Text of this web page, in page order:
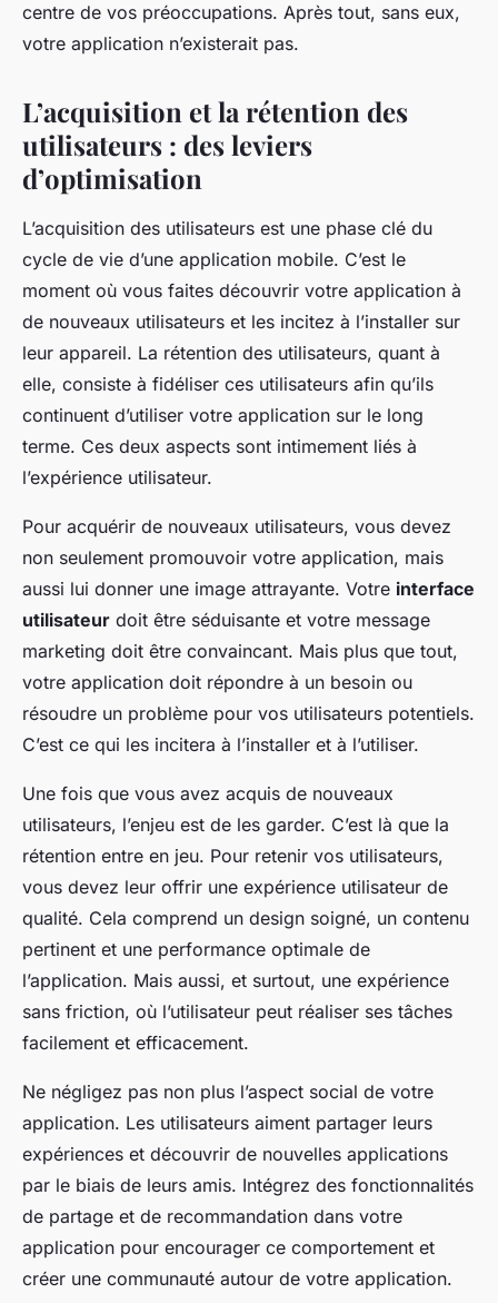
centre de vos préoccupations. Après tout, sans eux,
votre application n’existerait pas.
L’acquisition et la rétention des
utilisateurs : des leviers
d’optimisation
L’acquisition des utilisateurs est une phase clé du
cycle de vie d’une application mobile. C’est le
moment où vous faites découvrir votre application à
de nouveaux utilisateurs et les incitez à l’installer sur
leur appareil. La rétention des utilisateurs, quant à
elle, consiste à fidéliser ces utilisateurs afin qu’ils
continuent d’utiliser votre application sur le long
terme. Ces deux aspects sont intimement liés à
l’expérience utilisateur.
Pour acquérir de nouveaux utilisateurs, vous devez
non seulement promouvoir votre application, mais
aussi lui donner une image attrayante. Votre interface
utilisateur doit être séduisante et votre message
marketing doit être convaincant. Mais plus que tout,
votre application doit répondre à un besoin ou
résoudre un problème pour vos utilisateurs potentiels.
C’est ce qui les incitera à l’installer et à l’utiliser.
Une fois que vous avez acquis de nouveaux
utilisateurs, l’enjeu est de les garder. C’est là que la
rétention entre en jeu. Pour retenir vos utilisateurs,
vous devez leur offrir une expérience utilisateur de
qualité. Cela comprend un design soigné, un contenu
pertinent et une performance optimale de
l’application. Mais aussi, et surtout, une expérience
sans friction, où l’utilisateur peut réaliser ses tâches
facilement et efficacement.
Ne négligez pas non plus l’aspect social de votre
application. Les utilisateurs aiment partager leurs
expériences et découvrir de nouvelles applications
par le biais de leurs amis. Intégrez des fonctionnalités
de partage et de recommandation dans votre
application pour encourager ce comportement et
créer une communauté autour de votre application.